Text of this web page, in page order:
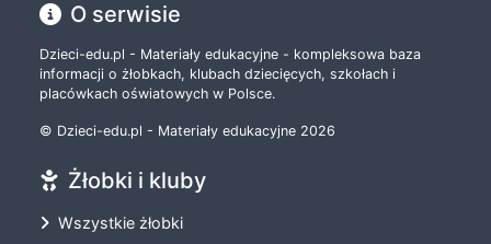
O serwisie
Dzieci-edu.pl - Materiały edukacyjne - kompleksowa baza
informacji o żłobkach, klubach dziecięcych, szkołach i
placówkach oświatowych w Polsce.
© Dzieci-edu.pl - Materiały edukacyjne 2026
Żłobki i kluby
Wszystkie żłobki